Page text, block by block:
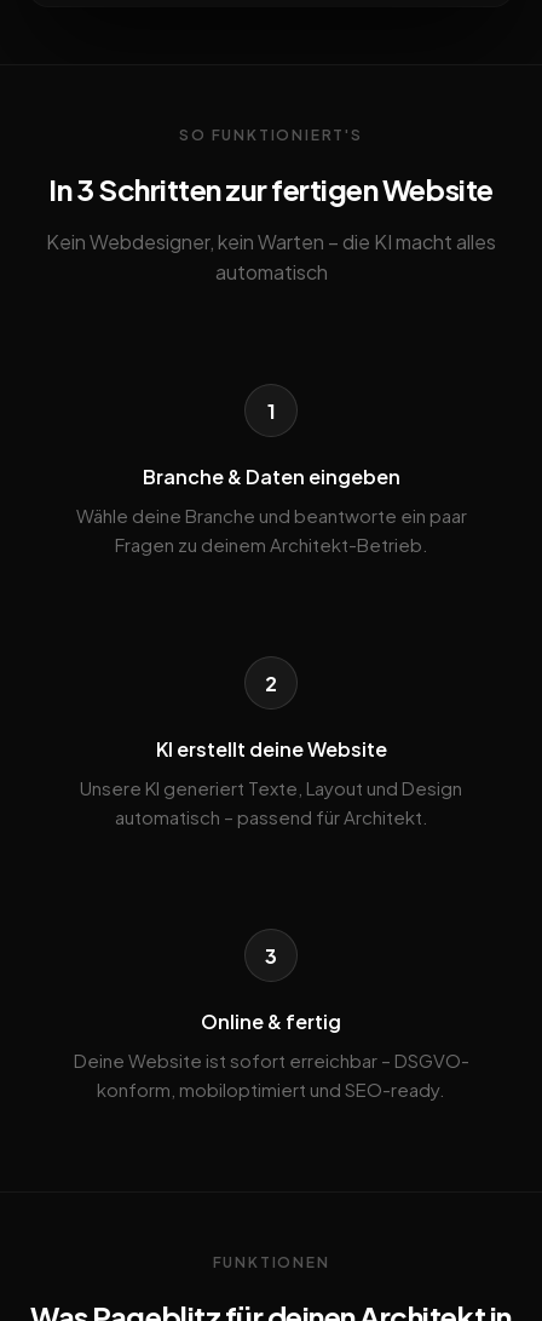
SO FUNKTIONIERT'S
In 3 Schritten zur fertigen Website
Kein Webdesigner, kein Warten – die KI macht alles
automatisch
1
Branche & Daten eingeben
Wähle deine Branche und beantworte ein paar
Fragen zu deinem Architekt-Betrieb.
2
KI erstellt deine Website
Unsere KI generiert Texte, Layout und Design
automatisch – passend für Architekt.
3
Online & fertig
Deine Website ist sofort erreichbar – DSGVO-
konform, mobiloptimiert und SEO-ready.
FUNKTIONEN